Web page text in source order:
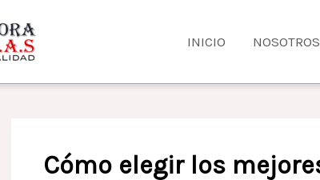
INICIO NOSOTROS
Cómo elegir los